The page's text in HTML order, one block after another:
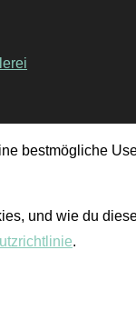
bestmögliche
und wie du
.